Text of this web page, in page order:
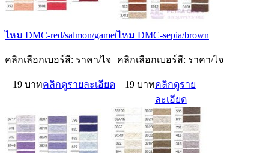
ไหม DMC-red/salmon/gamet
คลิกเลือกเบอร์สี: ราคา/ไจ
19 บาทคลิกดูรายละเอียด
ไหม DMC-sepia/brown
คลิกเลือกเบอร์สี: ราคา/ไจ
19 บาทคลิกดูราย
ละเอียด